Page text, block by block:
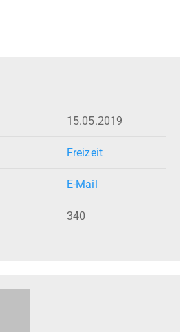
15.05.2019
Freizeit
E-Mail
340